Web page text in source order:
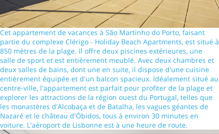
Cet appartement de vacances à São Martinho do Porto, faisant
partie du complexe Clérigo - Holiday Beach Apartments, est situé à
850 mètres de la plage. Il offre deux piscines extérieures, une
salle de sport et est entièrement meublé. Avec deux chambres et
deux salles de bains, dont une en suite, il dispose d'une cuisine
entièrement équipée et d'un balcon spacieux. Idéalement situé au
centre-ville, l'appartement est parfait pour profiter de la plage et
explorer les attractions de la région ouest du Portugal, telles que
les monastères d'Alcobaça et de Batalha, les vagues géantes de
Nazaré et le château d'Óbidos, tous à environ 30 minutes en
voiture. L'aéroport de Lisbonne est à une heure de route.